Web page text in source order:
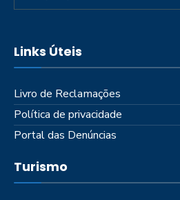
Links Úteis
Livro de Reclamações
Política de privacidade
Portal das Denúncias
Turismo